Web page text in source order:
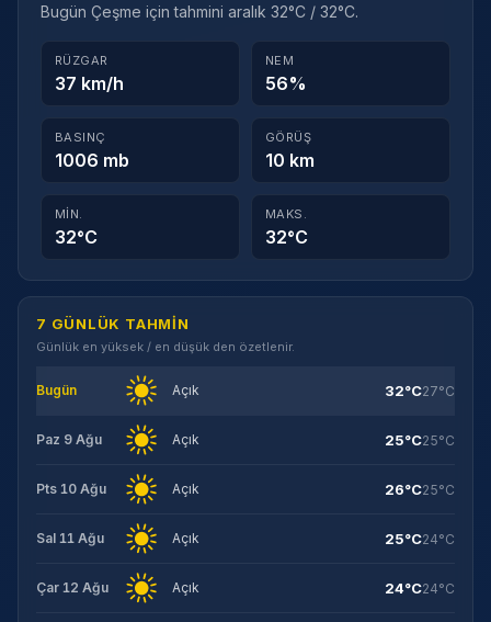
Bugün Çeşme için tahmini aralık 32°C / 32°C.
RÜZGAR
37 km/h
NEM
56%
BASINÇ
1006 mb
GÖRÜŞ
10 km
MIN.
32°C
MAKS.
32°C
7 GÜNLÜK TAHMIN
Günlük en yüksek / en düşük den özetlenir.
Bugün Açık 32°C27°C
Paz 9 Ağu Açık 25°C25°C
Pts 10 Ağu Açık 26°C25°C
Sal 11 Ağu Açık 25°C24°C
Çar 12 Ağu Açık 24°C24°C